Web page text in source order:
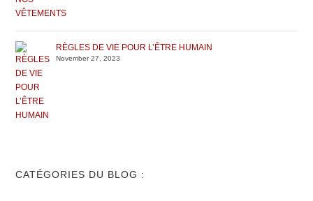
RÈGLES DE VIE POUR L’ÊTRE HUMAIN
November 27, 2023
CATÉGORIES DU BLOG :